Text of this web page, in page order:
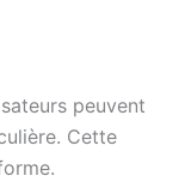
peuvent
Cette